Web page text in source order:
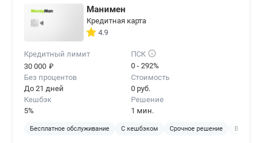
Манимен
Кредитная карта
4.9
Кредитный лимит
30 000 ₽
ПСК
0 - 292%
Без процентов
До 21 дней
Стоимость
0 руб.
Кешбэк
5%
Решение
1 мин.
Бесплатное обслуживание С кешбэком Срочное решение